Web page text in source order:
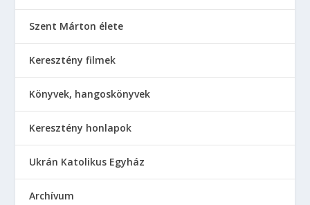
Szent Márton élete
Keresztény filmek
Könyvek, hangoskönyvek
Keresztény honlapok
Ukrán Katolikus Egyház
Аrchívum